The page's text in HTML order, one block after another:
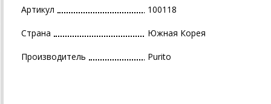
Артикул 100118
Страна Южная Корея
Производитель Purito